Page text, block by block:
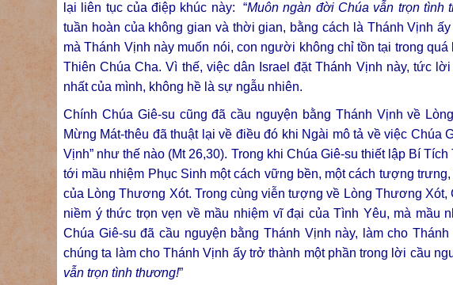
lại liên tục của điệp khúc này: “Muôn ngàn đời Chúa vẫn trọn tình
tuần hoàn của không gian và thời gian, bằng cách là Thánh Vịnh
mà Thánh Vịnh này muốn nói, con người không chỉ tồn tại trong
Thiên Chúa Cha. Vì thế, việc dân Israel đặt Thánh Vịnh này, tức
nhất của mình, không hề là sự ngẫu nhiên.
Chính Chúa Giê-su cũng đã cầu nguyện bằng Thánh Vịnh về
Mừng Mát-thêu đã thuật lại về điều đó khi Ngài mô tả về việc Chúa
Vịnh” như thế nào (Mt 26,30). Trong khi Chúa Giê-su thiết lập Bí
tới mầu nhiệm Phục Sinh một cách vững bền, một cách tượng
của Lòng Thương Xót. Trong cùng viễn tượng về Lòng Thương
niềm ý thức trọn vẹn về mầu nhiệm vĩ đại của Tình Yêu, mà mầu
Chúa Giê-su đã cầu nguyện bằng Thánh Vịnh này, làm cho
chúng ta làm cho Thánh Vịnh ấy trở thành một phần trong lời cầu
vẫn trọn tình thương!”